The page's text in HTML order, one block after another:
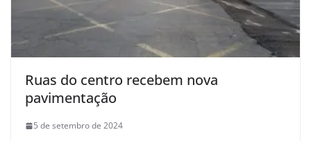
Ruas do centro recebem nova
pavimentação
5 de setembro de 2024